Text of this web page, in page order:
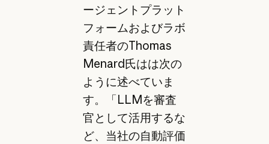
ージェントプラット
フォームおよびラボ
責任者のThomas
Menard氏はは次の
ように述べていま
す。「LLMを審査
官として活用するな
ど、当社の自動評価